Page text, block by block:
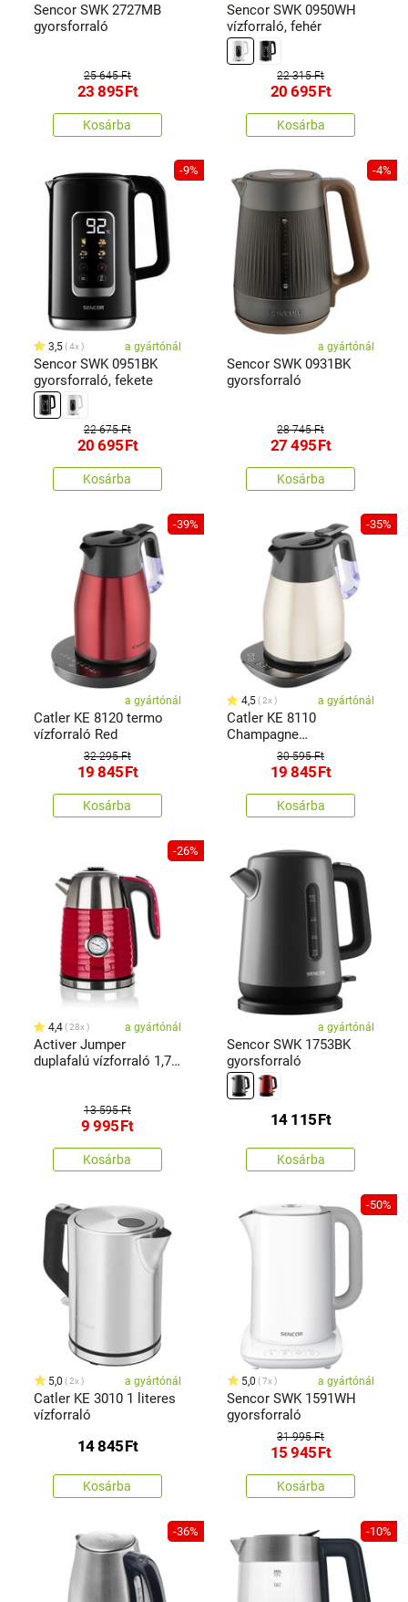
Sencor SWK 2727MB
gyorsforraló
25 645 Ft
23 895Ft
Kosárba
Sencor SWK 0950WH
vízforraló, fehér
22 315 Ft
20 695Ft
Kosárba
-9%
3,5 4x a gyártónál
Sencor SWK 0951BK
gyorsforraló, fekete
22 675 Ft
20 695Ft
Kosárba
-4%
a gyártónál
Sencor SWK 0931BK
gyorsforraló
28 745 Ft
27 495Ft
Kosárba
-39%
a gyártónál
Catler KE 8120 termo
vízforraló Red
32 295 Ft
19 845Ft
Kosárba
-35%
4,5 2x a gyártónál
Catler KE 8110
Champagne
termoszkancsó
30 595 Ft
19 845Ft
Kosárba
-26%
4,4 28x a gyártónál
Activer Jumper
duplafalú vízforraló 1,7 l,
13 595 Ft
9 995Ft
Kosárba
a gyártónál
Sencor SWK 1753BK
gyorsforraló
14 115Ft
Kosárba
5,0 2x a gyártónál
Catler KE 3010 1 literes
vízforraló
14 845Ft
Kosárba
-50%
5,0 7x a gyártónál
Sencor SWK 1591WH
gyorsforraló
31 995 Ft
15 945Ft
Kosárba
-36% -10%